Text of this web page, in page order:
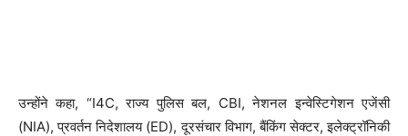
उन्होंने कहा, “I4C, राज्य पुलिस बल, CBI, नेशनल इन्वेस्टिगेशन एजेंसी
(NIA), प्रवर्तन निदेशालय (ED), दूरसंचार विभाग, बैंकिंग सेक्टर, इलेक्ट्रॉनिकी